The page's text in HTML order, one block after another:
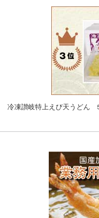
冷凍讃岐特上えび天うどん